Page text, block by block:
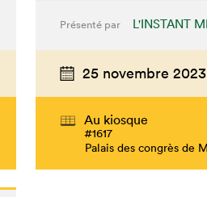
Présenté par L'INSTANT
25 novembre
Au kiosque
#1617
Palais des congrès de